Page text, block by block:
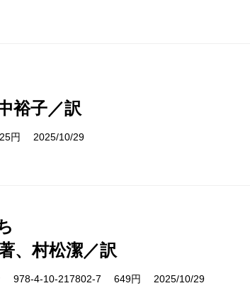
裕子／訳
円 2025/10/29
、村松潔／訳
ン 978-4-10-217802-7 649円 2025/10/29